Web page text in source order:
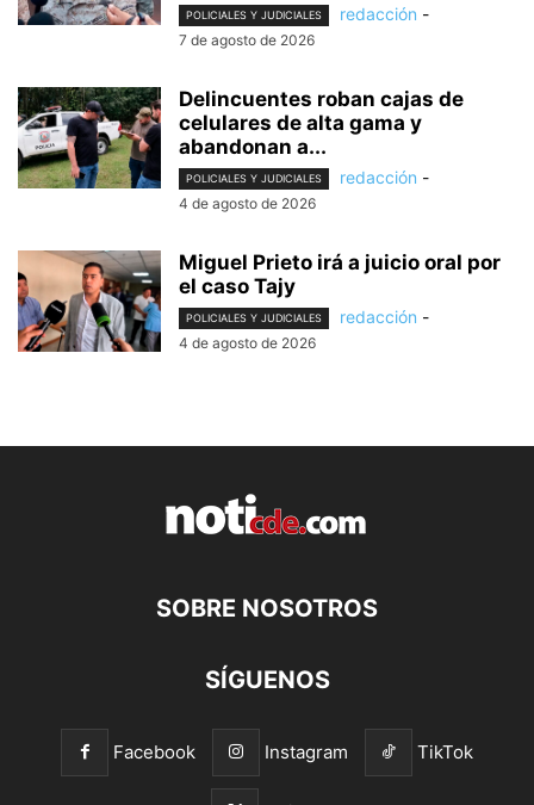
POLICIALES Y JUDICIALES redacción -
7 de agosto de 2026
Delincuentes roban cajas de
celulares de alta gama y
abandonan a...
POLICIALES Y JUDICIALES redacción -
4 de agosto de 2026
Miguel Prieto irá a juicio oral por
el caso Tajy
POLICIALES Y JUDICIALES redacción -
4 de agosto de 2026
SOBRE NOSOTROS
SÍGUENOS
Facebook Instagram TikTok